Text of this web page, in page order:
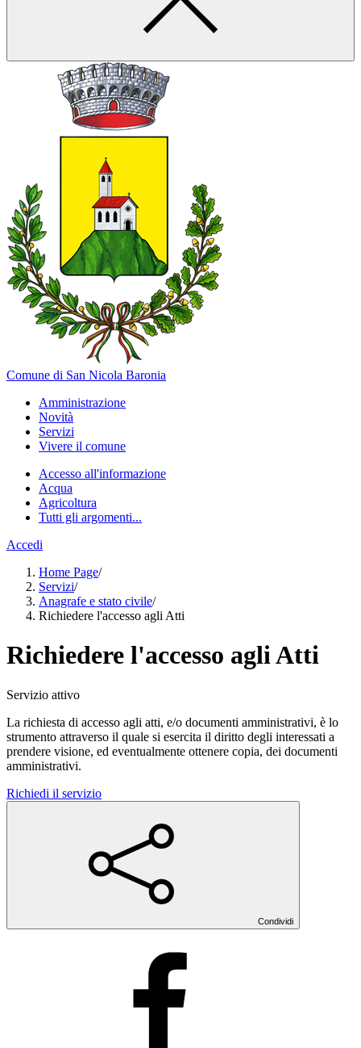
Comune di San Nicola Baronia
Amministrazione
Novità
Servizi
Vivere il comune
Accesso all'informazione
Acqua
Agricoltura
Tutti gli argomenti...
Accedi
Home Page/
Servizi/
Anagrafe e stato civile/
Richiedere l'accesso agli Atti
Richiedere l'accesso agli Atti
Servizio attivo
La richiesta di accesso agli atti, e/o documenti amministrativi, è lo
strumento attraverso il quale si esercita il diritto degli interessati a
prendere visione, ed eventualmente ottenere copia, dei documenti
amministrativi.
Richiedi il servizio
Condividi